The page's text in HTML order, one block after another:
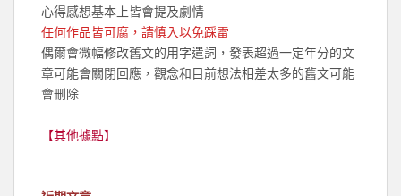
心得感想基本上皆會提及劇情
任何作品皆可腐，請慎入以免踩雷
偶爾會微幅修改舊文的用字遣詞，發表超過一定年分的文
章可能會關閉回應，觀念和目前想法相差太多的舊文可能
會刪除
【其他據點】